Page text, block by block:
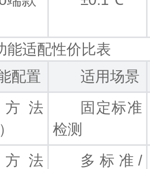
能适配性价比表
配置
适用场景
法
固定标准
检测
法
多标准/